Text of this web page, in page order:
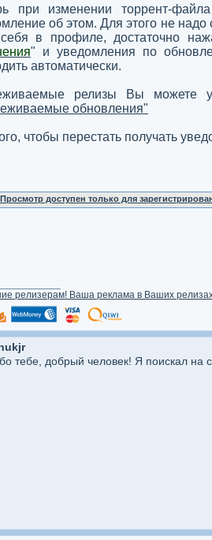
при изменении торрент-
об этом. Для этого не надо
в профиле, достаточно
" и уведомления по
автоматически.
релизы Вы можете
обновления"
чтобы перестать получать
Просмотр доступен только для
релизерам! Ваша реклама в Ваших
тебе, добрый человек! Я поискал на